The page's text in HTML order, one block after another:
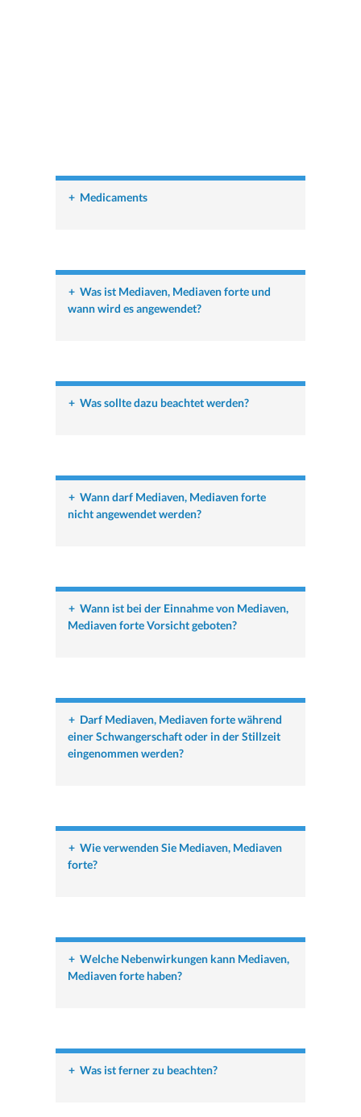
+ Medicaments
+ Was ist Mediaven, Mediaven forte und
wann wird es angewendet?
+ Was sollte dazu beachtet werden?
+ Wann darf Mediaven, Mediaven forte
nicht angewendet werden?
+ Wann ist bei der Einnahme von Mediaven,
Mediaven forte Vorsicht geboten?
+ Darf Mediaven, Mediaven forte während
einer Schwangerschaft oder in der Stillzeit
eingenommen werden?
+ Wie verwenden Sie Mediaven, Mediaven
forte?
+ Welche Nebenwirkungen kann Mediaven,
Mediaven forte haben?
+ Was ist ferner zu beachten?